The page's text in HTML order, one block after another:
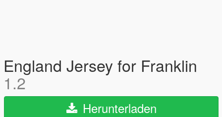
England Jersey for Franklin
1.2
Herunterladen